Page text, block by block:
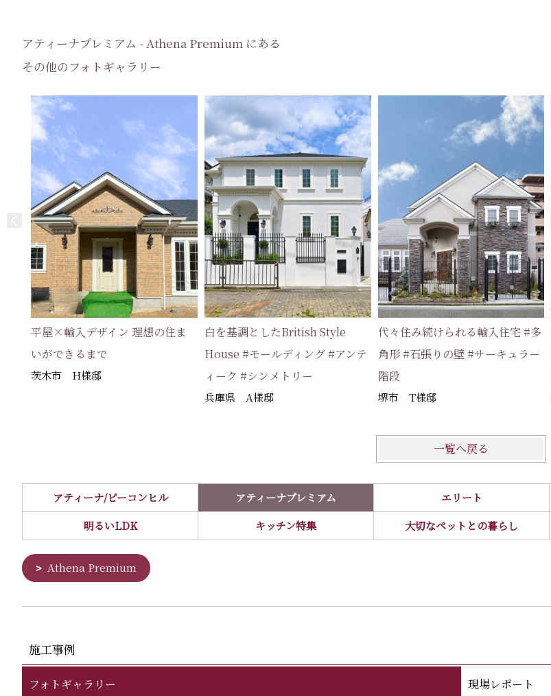
アティーナプレミアム - Athena Premium にある
その他のフォトギャラリー
平屋×輸入デザイン 理想の住ま
いができるまで
茨木市 H様邸
白を基調としたBritish Style
House #モールディング #アンテ
ィーク #シンメトリー
兵庫県 A様邸
代々住み続けられる輸入住宅 #多
角形 #石張りの壁 #サーキュラー
階段
堺市 T様邸
一覧へ戻る
アティーナ/ビーコンヒル アティーナプレミアム エリート
明るいLDK
キッチン特集 大切なペットとの暮らし
Athena Premium
施工事例
フォトギャラリー 現場レポート